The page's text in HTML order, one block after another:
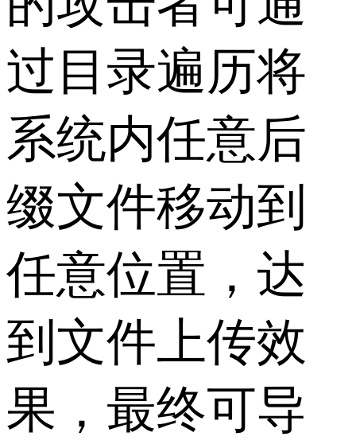
过目录遍历将
系统内任意后
缀文件移动到
任意位置，达
到文件上传效
果，最终可导